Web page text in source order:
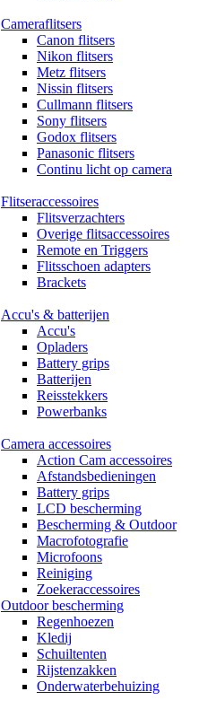
Cameraflitsers
Canon flitsers
Nikon flitsers
Metz flitsers
Nissin flitsers
Cullmann flitsers
Sony flitsers
Godox flitsers
Panasonic flitsers
Continu licht op camera
Flitseraccessoires
Flitsverzachters
Overige flitsaccessoires
Remote en Triggers
Flitsschoen adapters
Brackets
Accu's & batterijen
Accu's
Opladers
Battery grips
Batterijen
Reisstekkers
Powerbanks
Camera accessoires
Action Cam accessoires
Afstandsbedieningen
Battery grips
LCD bescherming
Bescherming & Outdoor
Macrofotografie
Microfoons
Reiniging
Zoekeraccessoires
Outdoor bescherming
Regenhoezen
Kledij
Schuiltenten
Rijstenzakken
Onderwaterbehuizing